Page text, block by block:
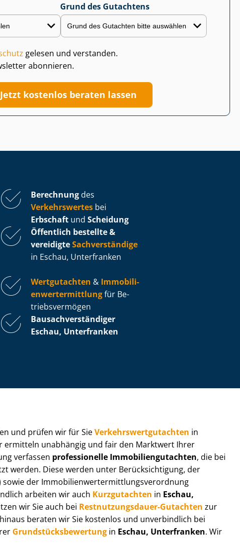
Grund des Gutachtens
gelesen und verstanden.
abonnieren.
Jetzt kostenlos beraten lassen
Berechnung des
Verkehrswertes bei
Erbschaft und Scheidung
Öffentlich bestellte &
vereidigteSachverständige
in Eschau, Unterfranken
Wertgutachten & Im­mo­bi­li­
en­wert­ermitt­lungfür Be­
triebs­ver­mö­gen
Bau­sach­ver­stän­di­ger
Eschau, Unterfranken
und prüfen wir für SieVer­kehrs­wert­gut­ach­ten in
ermitteln unabhängig und fair den Marktwert Ihrer
verfassen professionelle Im­mo­bi­li­en­gut­ach­ten, die bei
werden. Diese werden unter Be­rück­sich­ti­gung, der
sowie der Im­mo­bi­li­en­wert­ermitt­lungs­ver­ord­nung
arbeiten wir auch Kurzgutachten in Eschau,
wir Sie auch bei Rest­nut­zungs­dau­er-Gutachten zur
beraten wir Sie kostenlos und unverbindlich bei
Grund­stücks­be­wer­tung in Eschau, Unterfranken. Wir